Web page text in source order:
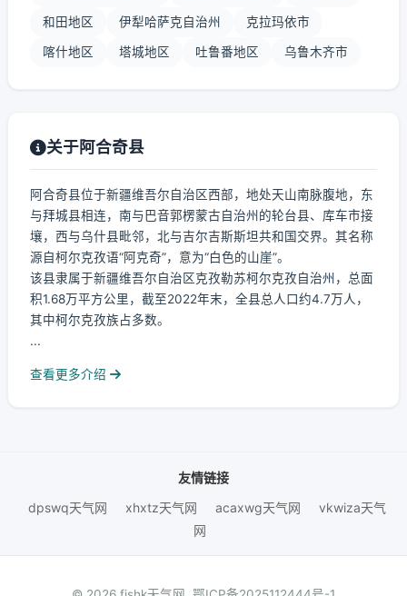
和田地区 伊犁哈萨克自治州 克拉玛依市
喀什地区 塔城地区 吐鲁番地区 乌鲁木齐市
关于阿合奇县
阿合奇县位于新疆维吾尔自治区西部，地处天山南脉腹地，东
与拜城县相连，南与巴音郭楞蒙古自治州的轮台县、库车市接
壤，西与乌什县毗邻，北与吉尔吉斯斯坦共和国交界。其名称
源自柯尔克孜语“阿克奇”，意为“白色的山崖”。
该县隶属于新疆维吾尔自治区克孜勒苏柯尔克孜自治州，总面
积1.68万平方公里，截至2022年末，全县总人口约4.7万人，
其中柯尔克孜族占多数。
...
查看更多介绍
友情链接
dpswq天气网
xhxtz天气网 acaxwg天气网
vkwiza天气
网